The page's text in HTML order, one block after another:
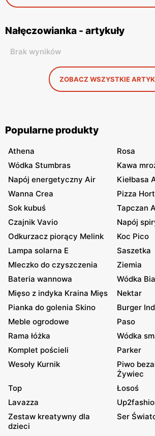
Nałęczowianka - artykuły
Brak wyników
ZOBACZ WSZYSTKIE
Popularne produkty
Athena
Rosa
Wódka Stumbras
Kawa
Napój energetyczny Air
Kiełbasa
Wanna Crea
Pizza
Sok kubuś
Tapczan
Czajnik Vavio
Napój
Odkurzacz piorący Melink
Koc Pico
Lampa solarna E
Saszetka
Mleczko do czyszczenia
Ziemia
Bateria wannowa
Wódka
Mięso z indyka Kraina Mięs
Nektar
Pianka do golenia Skino
Burger
Meble ogrodowe
Paso
Rama łóżka
Wódka
Komplet pościeli
Parker
Wesoły Kurnik
Piwo
Żywiec
Top
Łosoś
Lavazza
Zestaw kreatywny dla
dzieci
Ser